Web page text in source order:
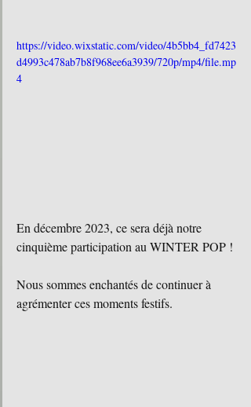
https://video.wixstatic.com/video/4b5bb4_fd7423
d4993c478ab7b8f968ee6a3939/720p/mp4/file.mp
4
En décembre 2023, ce sera déjà notre
cinquième participation au WINTER POP !
Nous sommes enchantés de continuer à
agrémenter ces moments festifs.